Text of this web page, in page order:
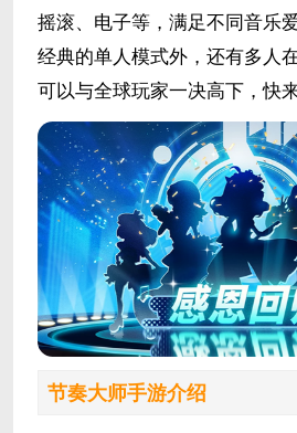
摇滚、电子等，满足不同音乐
经典的单人模式外，还有多人
可以与全球玩家一决高下，快
节奏大师手游介绍